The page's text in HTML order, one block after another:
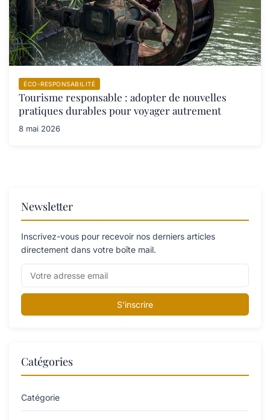
ÉCO-RESPONSABILITÉ
Tourisme responsable : adopter de nouvelles
pratiques durables pour voyager autrement
8 mai 2026
Newsletter
Inscrivez-vous pour recevoir nos derniers articles
directement dans votre boîte mail.
S'inscrire
Catégories
Catégorie